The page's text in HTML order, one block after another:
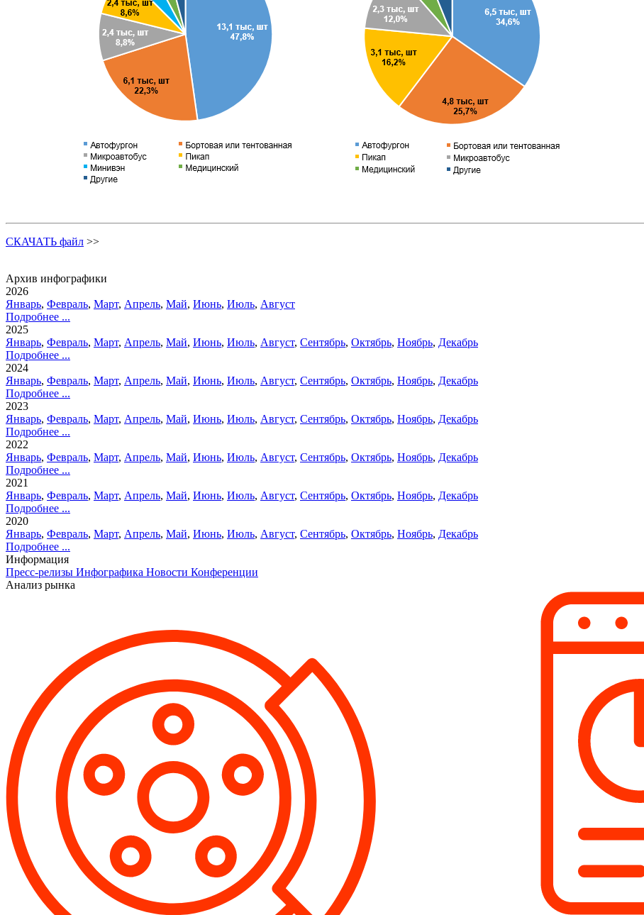
СКАЧАТЬ файл >>
Архив инфографики
2026
Январь, Февраль, Март, Апрель, Май, Июнь, Июль, Август
Подробнее ...
2025
Январь, Февраль, Март, Апрель, Май, Июнь, Июль, Август, Сентябрь, Октябрь, Ноябрь, Декабрь
Подробнее ...
2024
Январь, Февраль, Март, Апрель, Май, Июнь, Июль, Август, Сентябрь, Октябрь, Ноябрь, Декабрь
Подробнее ...
2023
Январь, Февраль, Март, Апрель, Май, Июнь, Июль, Август, Сентябрь, Октябрь, Ноябрь, Декабрь
Подробнее ...
2022
Январь, Февраль, Март, Апрель, Май, Июнь, Июль, Август, Сентябрь, Октябрь, Ноябрь, Декабрь
Подробнее ...
2021
Январь, Февраль, Март, Апрель, Май, Июнь, Июль, Август, Сентябрь, Октябрь, Ноябрь, Декабрь
Подробнее ...
2020
Январь, Февраль, Март, Апрель, Май, Июнь, Июль, Август, Сентябрь, Октябрь, Ноябрь, Декабрь
Подробнее ...
Информация
Пресс-релизы Инфографика Новости Конференции
Анализ рынка